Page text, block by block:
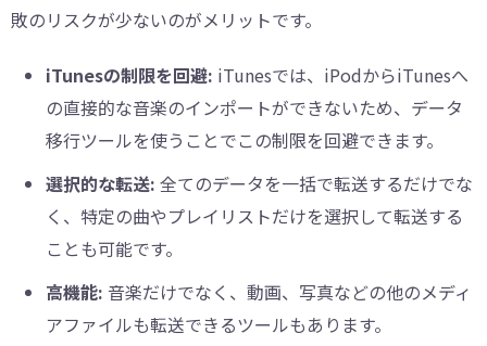
敗のリスクが少ないのがメリットです。
iTunesの制限を回避: iTunesでは、iPodからiTunesへ
の直接的な音楽のインポートができないため、データ
移行ツールを使うことでこの制限を回避できます。
選択的な転送: 全てのデータを一括で転送するだけでな
く、特定の曲やプレイリストだけを選択して転送する
ことも可能です。
高機能: 音楽だけでなく、動画、写真などの他のメディ
アファイルも転送できるツールもあります。